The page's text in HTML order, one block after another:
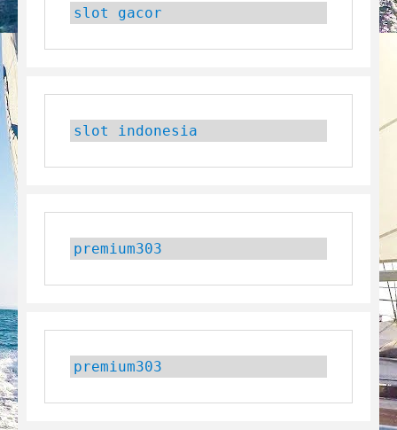
slot gacor
slot indonesia
premium303
premium303